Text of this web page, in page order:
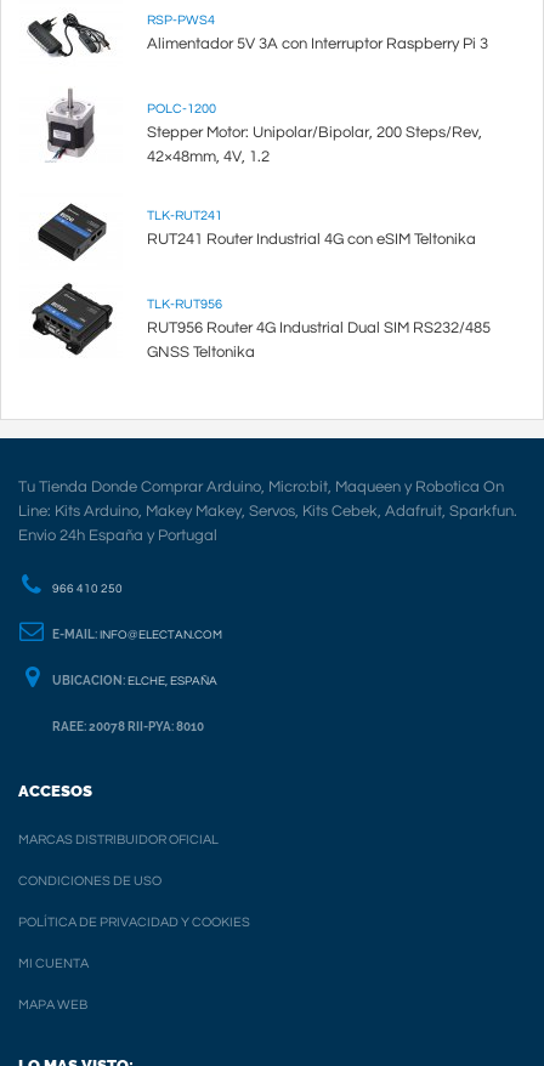
RSP-PWS4
Alimentador 5V 3A con Interruptor Raspberry Pi 3
POLC-1200
Stepper Motor: Unipolar/Bipolar, 200 Steps/Rev,
42×48mm, 4V, 1.2
TLK-RUT241
RUT241 Router Industrial 4G con eSIM Teltonika
TLK-RUT956
RUT956 Router 4G Industrial Dual SIM RS232/485
GNSS Teltonika
Tu Tienda Donde Comprar Arduino, Micro:bit, Maqueen y Robotica On
Line: Kits Arduino, Makey Makey, Servos, Kits Cebek, Adafruit, Sparkfun.
Envio 24h España y Portugal
966 410 250
E-MAIL: INFO@ELECTAN.COM
UBICACION: ELCHE, ESPAÑA
RAEE: 20078 RII-PYA: 8010
ACCESOS
MARCAS DISTRIBUIDOR OFICIAL
CONDICIONES DE USO
POLÍTICA DE PRIVACIDAD Y COOKIES
MI CUENTA
MAPA WEB